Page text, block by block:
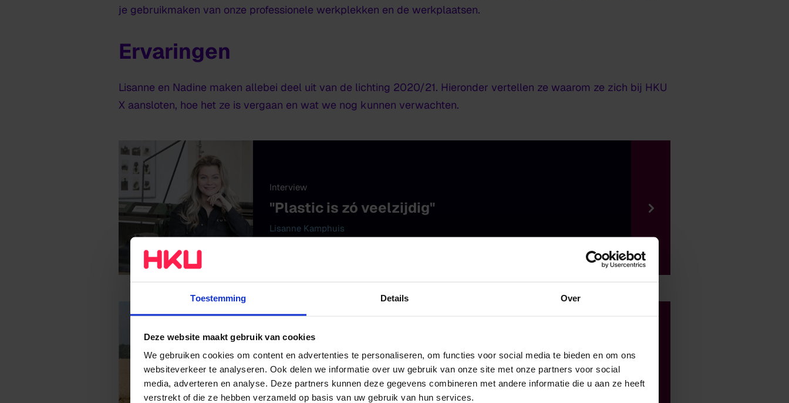
Toestemming Details Over
Deze website maakt gebruik van cookies
We gebruiken cookies om content en advertenties te personaliseren, om functies voor social media te bieden en om ons
websiteverkeer te analyseren. Ook delen we informatie over uw gebruik van onze site met onze partners voor social
media, adverteren en analyse. Deze partners kunnen deze gegevens combineren met andere informatie die u aan ze heeft
verstrekt of die ze hebben verzameld op basis van uw gebruik van hun services.
je gebruikmaken van onze professionele werkplekken en de werkplaatsen.
Ervaringen
Lisanne en Nadine maken allebei deel uit van de lichting 2020/21. Hieronder vertellen ze waarom ze zich bij HKU
X aansloten, hoe het ze is vergaan en wat we nog kunnen verwachten.
Interview
"Plastic is zó veelzijdig"
Lisanne Kamphuis
Deze Happy Maker gaat als een speer
Nadine van den Berg